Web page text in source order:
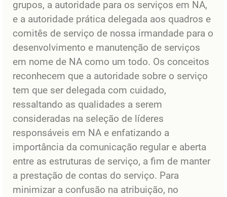
grupos, a autoridade para os serviços em NA,
e a autoridade prática delegada aos quadros e
comitês de serviço de nossa irmandade para o
desenvolvimento e manutenção de serviços
em nome de NA como um todo. Os conceitos
reconhecem que a autoridade sobre o serviço
tem que ser delegada com cuidado,
ressaltando as qualidades a serem
consideradas na seleção de líderes
responsáveis em NA e enfatizando a
importância da comunicação regular e aberta
entre as estruturas de serviço, a fim de manter
a prestação de contas do serviço. Para
minimizar a confusão na atribuição, no